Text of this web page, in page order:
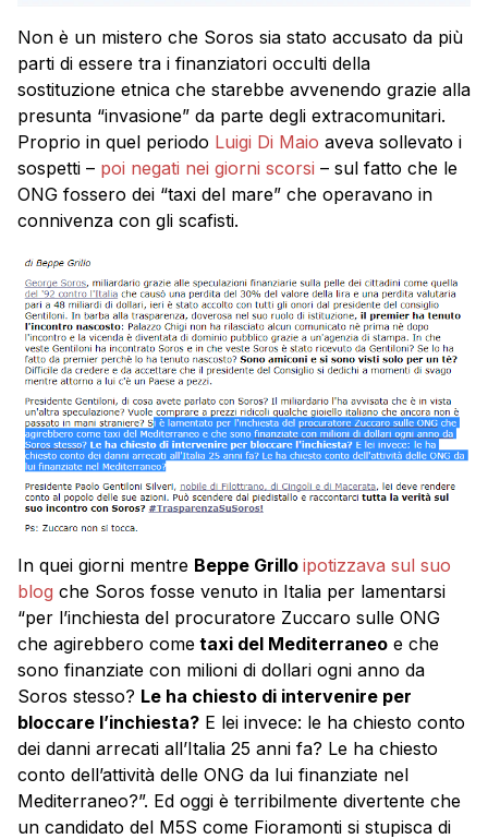
Non è un mistero che Soros sia stato accusato da più
parti di essere tra i finanziatori occulti della
sostituzione etnica che starebbe avvenendo grazie alla
presunta “invasione” da parte degli extracomunitari.
Proprio in quel periodo Luigi Di Maio aveva sollevato i
sospetti – poi negati nei giorni scorsi – sul fatto che le
ONG fossero dei “taxi del mare” che operavano in
connivenza con gli scafisti.
In quei giorni mentre Beppe Grillo ipotizzava sul suo
blog che Soros fosse venuto in Italia per lamentarsi
“per l’inchiesta del procuratore Zuccaro sulle ONG
che agirebbero come taxi del Mediterraneo e che
sono finanziate con milioni di dollari ogni anno da
Soros stesso? Le ha chiesto di intervenire per
bloccare l’inchiesta? E lei invece: le ha chiesto conto
dei danni arrecati all’Italia 25 anni fa? Le ha chiesto
conto dell’attività delle ONG da lui finanziate nel
Mediterraneo?”. Ed oggi è terribilmente divertente che
un candidato del M5S come Fioramonti si stupisca di